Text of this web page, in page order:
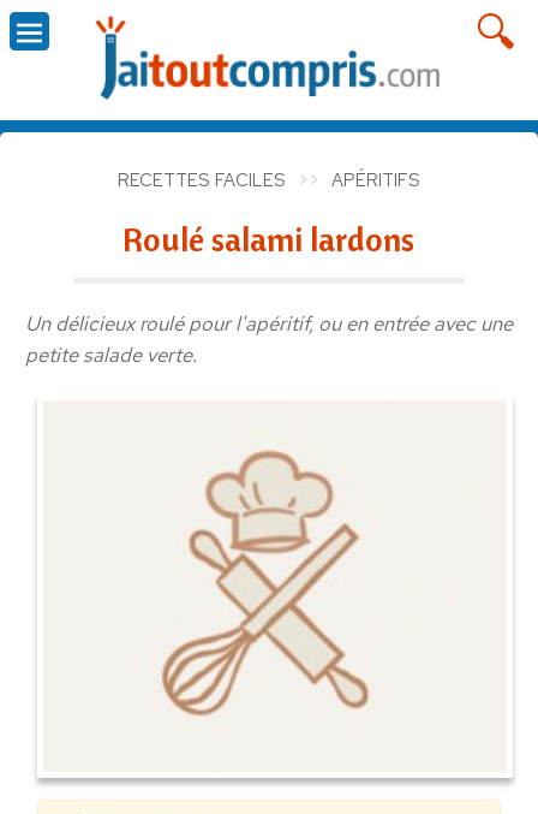
RECETTES FACILES APÉRITIFS
Roulé salami lardons
Un délicieux roulé pour l'apéritif, ou en entrée avec une
petite salade verte.